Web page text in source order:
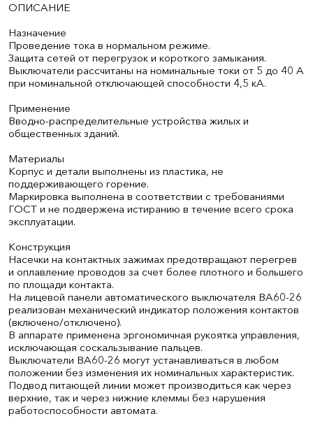
ОПИСАНИЕ
Назначение
Проведение тока в нормальном режиме.
Защита сетей от перегрузок и короткого замыкания.
Выключатели рассчитаны на номинальные токи от 5 до 40 А
при номинальной отключающей способности 4,5 кА.
Применение
Вводно-распределительные устройства жилых и
общественных зданий.
Материалы
Корпус и детали выполнены из пластика, не
поддерживающего горение.
Маркировка выполнена в соответствии с требованиями
ГОСТ и не подвержена истиранию в течение всего срока
эксплуатации.
Конструкция
Насечки на контактных зажимах предотвращают перегрев
и оплавление проводов за счет более плотного и большего
по площади контакта.
На лицевой панели автоматического выключателя ВА60-26
реализован механический индикатор положения контактов
(включено/отключено).
В аппарате применена эргономичная рукоятка управления,
исключающая соскальзывание пальцев.
Выключатели ВА60-26 могут устанавливаться в любом
положении без изменения их номинальных характеристик.
Подвод питающей линии может производиться как через
верхние, так и через нижние клеммы без нарушения
работоспособности автомата.